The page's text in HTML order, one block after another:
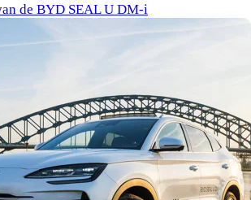
de BYD SEAL U DM-i